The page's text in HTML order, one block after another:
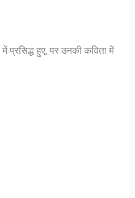
प्रसिद्ध हुए, पर उनकी कविता में